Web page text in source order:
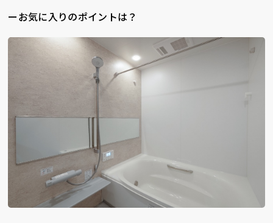
ーお気に入りのポイントは？